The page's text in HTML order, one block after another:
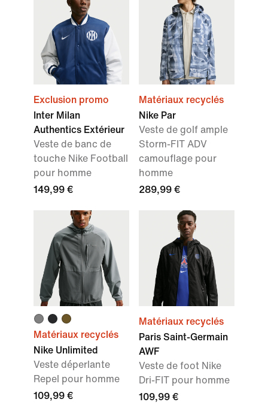
Exclusion promo
Inter Milan
Authentics Extérieur
Veste de banc de
touche Nike Football
pour homme
149,99 €
Matériaux recyclés
Nike Par
Veste de golf ample
Storm-FIT ADV
camouflage pour
homme
289,99 €
Matériaux recyclés
Nike Unlimited
Veste déperlante
Repel pour homme
109,99 €
Matériaux recyclés
Paris Saint-Germain
AWF
Veste de foot Nike
Dri-FIT pour homme
109,99 €